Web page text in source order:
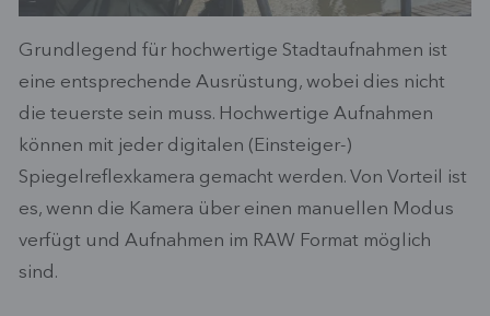
Grundlegend für hochwertige Stadtaufnahmen ist
eine entsprechende Ausrüstung, wobei dies nicht
die teuerste sein muss. Hochwertige Aufnahmen
können mit jeder digitalen (Einsteiger-)
Spiegelreflexkamera gemacht werden. Von Vorteil ist
es, wenn die Kamera über einen manuellen Modus
verfügt und Aufnahmen im RAW Format möglich
sind.